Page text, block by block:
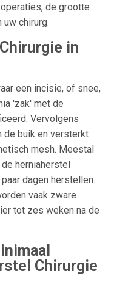
de grootte
uw chirurg.
in
een incisie, of snee,
'zak' met de
Vervolgens
de buik en versterkt
mesh. Meestal
herniaherstel
dagen herstellen.
vaak zware
tot zes weken na de
Chirurgie